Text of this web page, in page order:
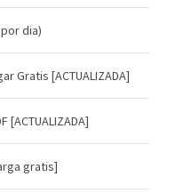
dia)
Gratis [ACTUALIZADA]
gratis]